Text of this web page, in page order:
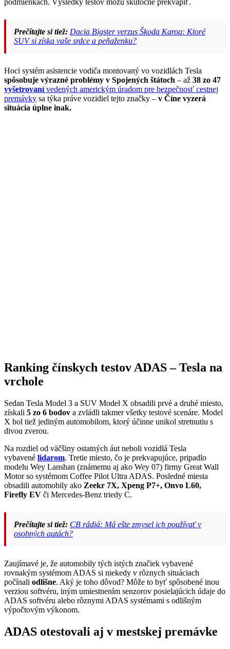
Prečítajte si tiež: Dacia Bigster verzus Škoda Karoq: Ktoré
SUV si získa vaše srdce a peňaženku?
Hoci systém asistencie vodiča montovaný vo vozidlách Tesla
spôsobuje výrazné problémy v Spojených štátoch – až 38 zo 47
vyšetrovanívedených americkým úradom pre bezpečnosť cestnej
premávky sa týka práve vozidiel tejto značky – v Číne vyzerá
situácia úplne inak.
Ranking čínskych testov ADAS – Tesla na
vrchole
Sedan Tesla Model 3 a SUV Model X obsadili prvé a druhé miesto,
získali 5 zo 6 bodov a zvládli takmer všetky testové scenáre. Model
X bol tiež jediným automobilom, ktorý účinne unikol stretnutiu s
divou zverou.
Na rozdiel od väčšiny ostatných áut neboli vozidlá Tesla
vybavené lidarom. Tretie miesto, čo je prekvapujúce, pripadlo
modelu Wey Lanshan (známemu aj ako Wey 07) firmy Great Wall
Motor so systémom Coffee Pilot Ultra ADAS. Posledné miesta
obsadili automobily ako Zeekr 7X, Xpeng P7+, Onvo L60,
Firefly EV či Mercedes-Benz triedy C.
Prečítajte si tiež: CB rádiá: Má ešte zmysel ich používať v
osobných autách?
Zaujímavé je, že automobily tých istých značiek vybavené
rovnakým systémom ADAS si niekedy v rôznych situáciach
počínali odlišne. Aký je toho dôvod? Môže to byť spôsobené inou
verziou softvéru, iným umiestnením senzorov posielajúcich údaje do
ADAS softvéru alebo rôznymi ADAS systémami s odlišným
výpočtovým výkonom.
ADAS otestovali aj v mestskej premávke